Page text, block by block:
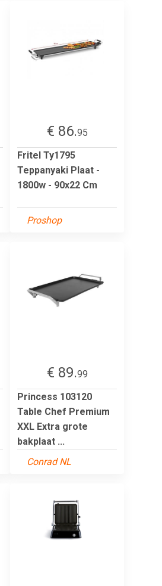
€ 86.95
Fritel Ty1795
Teppanyaki Plaat -
1800w - 90x22 Cm
Proshop
€ 89.99
Princess 103120
Table Chef Premium
XXL Extra grote
bakplaat ...
Conrad NL